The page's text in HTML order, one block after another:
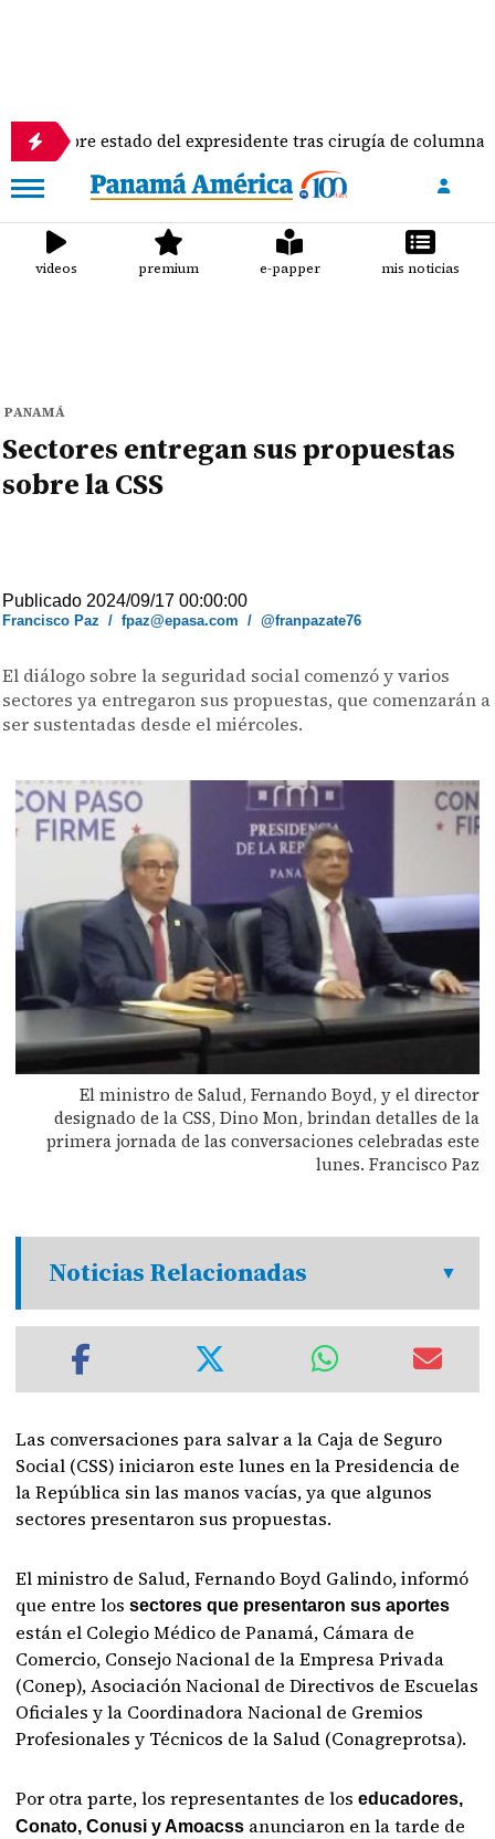
del expresidente tras cirugía de columna
videos premium e-papper mis noticias
PANAMÁ
Sectores entregan sus propuestas
sobre la CSS
Publicado 2024/09/17 00:00:00
Francisco Paz /fpaz@epasa.com /@franpazate76
El diálogo sobre la seguridad social comenzó y varios
sectores ya entregaron sus propuestas, que comenzarán a
ser sustentadas desde el miércoles.
El ministro de Salud, Fernando Boyd, y el director
designado de la CSS, Dino Mon, brindan detalles de la
primera jornada de las conversaciones celebradas este
lunes. Francisco Paz
Noticias Relacionadas
Las conversaciones para salvar a la Caja de Seguro
Social (CSS) iniciaron este lunes en la Presidencia de
la República sin las manos vacías, ya que algunos
sectores presentaron sus propuestas.
El ministro de Salud, Fernando Boyd Galindo, informó
que entre los sectores que presentaron sus aportes
están el Colegio Médico de Panamá, Cámara de
Comercio, Consejo Nacional de la Empresa Privada
(Conep), Asociación Nacional de Directivos de Escuelas
Oficiales y la Coordinadora Nacional de Gremios
Profesionales y Técnicos de la Salud (Conagreprotsa).
Por otra parte, los representantes de loseducadores,
Conato, Conusi y Amoacss anunciaron en la tarde de